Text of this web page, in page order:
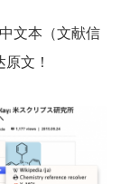
文本（文献信
文！